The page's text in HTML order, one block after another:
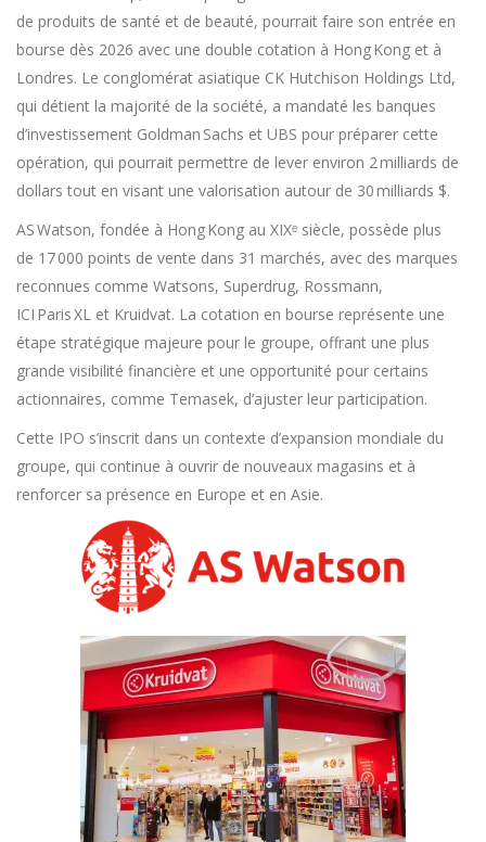
de produits de santé et de beauté, pourrait faire son entrée en
bourse dès 2026 avec une double cotation à Hong Kong et à
Londres. Le conglomérat asiatique CK Hutchison Holdings Ltd,
qui détient la majorité de la société, a mandaté les banques
d’investissement Goldman Sachs et UBS pour préparer cette
opération, qui pourrait permettre de lever environ 2 milliards de
dollars tout en visant une valorisation autour de 30 milliards $.
AS Watson, fondée à Hong Kong au XIXᵉ siècle, possède plus
de 17 000 points de vente dans 31 marchés, avec des marques
reconnues comme Watsons, Superdrug, Rossmann,
ICI Paris XL et Kruidvat. La cotation en bourse représente une
étape stratégique majeure pour le groupe, offrant une plus
grande visibilité financière et une opportunité pour certains
actionnaires, comme Temasek, d’ajuster leur participation.
Cette IPO s’inscrit dans un contexte d’expansion mondiale du
groupe, qui continue à ouvrir de nouveaux magasins et à
renforcer sa présence en Europe et en Asie.